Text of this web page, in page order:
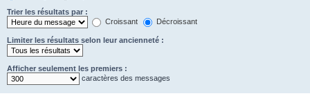
Trier les résultats par :
Croissant
Décroissant
Limiter les résultats selon leur ancienneté :
Afficher seulement les premiers :
caractères des messages